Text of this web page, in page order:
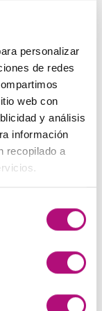
personalizar
de redes
web con
y análisis
información
recopilado a
50ml